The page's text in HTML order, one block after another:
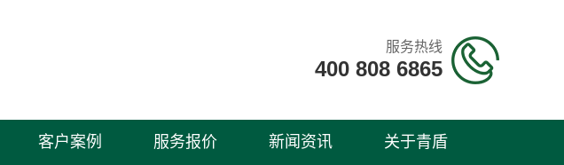
服务热线
400 808 6865
客户案例 服务报价 新闻资讯 关于青盾